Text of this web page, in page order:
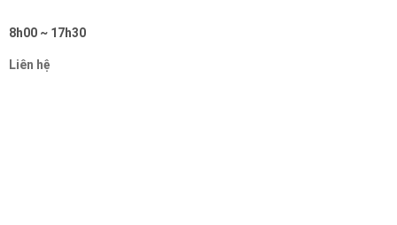
8h00 ~ 17h30
Liên hệ